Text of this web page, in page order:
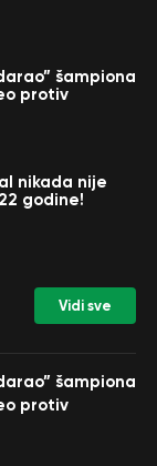
šampiona
protiv
nikada nije
godine!
Vidi sve
šampiona
protiv